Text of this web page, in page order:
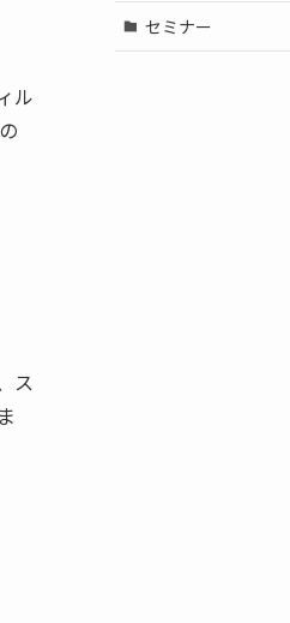
ル
ス
セミナー